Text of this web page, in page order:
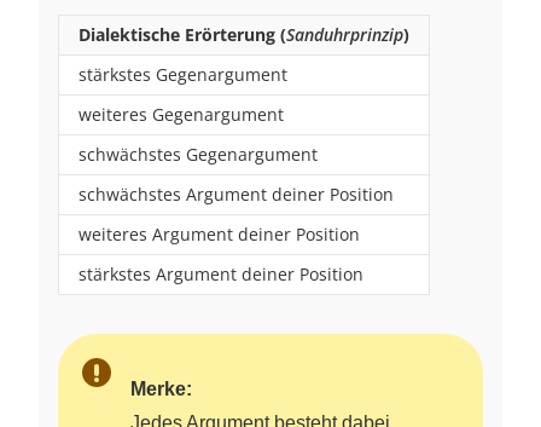
Dialektische Erörterung (Sanduhrprinzip)
stärkstes Gegenargument
weiteres Gegenargument
schwächstes Gegenargument
schwächstes Argument deiner Position
weiteres Argument deiner Position
stärkstes Argument deiner Position
Merke:
Jedes Argument besteht dabei